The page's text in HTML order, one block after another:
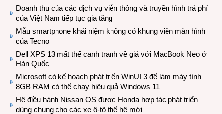
Doanh thu của các dịch vụ viễn thông và truyền hình trả phí
của Việt Nam tiếp tục gia tăng
Mẫu smartphone khái niệm không có khung viền màn hình
của Tecno
Dell XPS 13 mất thế cạnh tranh về giá với MacBook Neo ở
Hàn Quốc
Microsoft có kế hoạch phát triển WinUI 3 để làm máy tính
8GB RAM có thể chạy hiệu quả Windows 11
Hệ điều hành Nissan OS được Honda hợp tác phát triển
dùng chung cho các xe ô-tô thế hệ mới